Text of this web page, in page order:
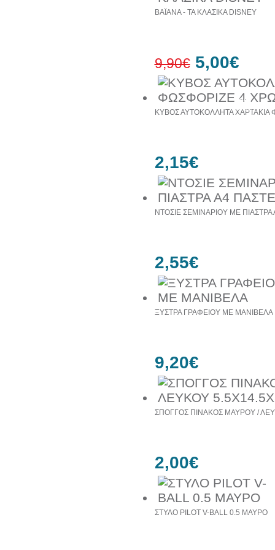
49%
έκπτωση
ΒΑΪΑΝΑ - ΤΑ ΚΛΑΣΙΚΑ DISNEY
9,90€ 5,00€
ΚΥΒΟΣ ΑΥΤΟΚΟΛΛΗΤΑ
2,15€
ΝΤΟΣΙΕ ΣΕΜΙΝΑΡΙΟΥ ΜΕ
2,55€
ΞΥΣΤΡΑ ΓΡΑΦΕΙΟΥ ΜΕ ΜΑΝΙΒΕΛΑ
9,20€
ΣΠΟΓΓΟΣ ΠΙΝΑΚΟΣ ΜΑΥΡΟΥ /
2,00€
ΣΤΥΛΟ PILOT V-BALL 0.5 ΜΑΥΡΟ